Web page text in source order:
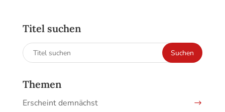
Titel suchen
Suchen
nach:
Suchen
Themen
Erscheint demnächst